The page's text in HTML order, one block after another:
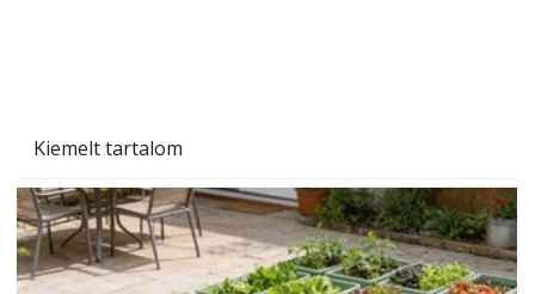
Kiemelt tartalom